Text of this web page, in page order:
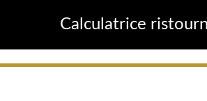
Calculatrice